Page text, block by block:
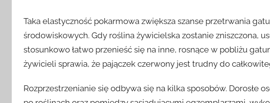
Taka elastyczność pokarmowa zwiększa szanse przetrwania
środowiskowych. Gdy roślina żywicielska zostanie zniszczona,
stosunkowo łatwo przenieść się na inne, rosnące w pobliżu
żywicieli sprawia, że pajączek czerwony jest trudny do
Rozprzestrzenianie się odbywa się na kilka sposobów. Dorosłe